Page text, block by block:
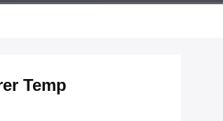
Temp